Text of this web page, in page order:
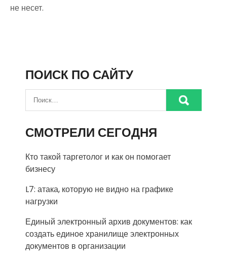
не несет.
ПОИСК ПО САЙТУ
СМОТРЕЛИ СЕГОДНЯ
Кто такой таргетолог и как он помогает
бизнесу
L7: атака, которую не видно на графике
нагрузки
Единый электронный архив документов: как
создать единое хранилище электронных
документов в организации